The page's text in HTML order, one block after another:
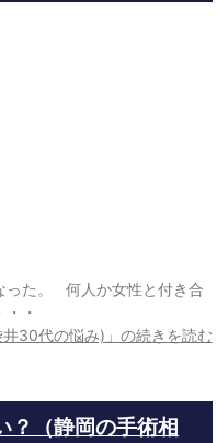
った。 何人か女性と付き合
・
井30代の悩み)」の続きを読む
？（静岡の手術相